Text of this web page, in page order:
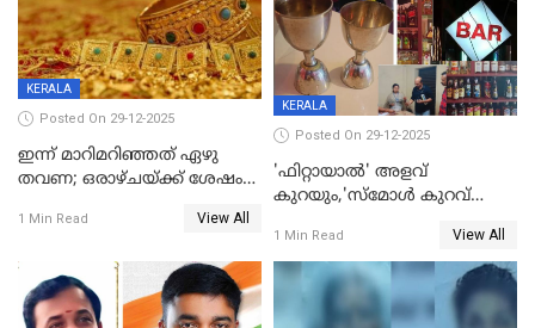
KERALA
Posted On 29-12-2025
ഇന്ന് മാറിമറിഞ്ഞത് ഏഴു
തവണ; ഒരാഴ്ചയ്ക്ക് ശേഷം
1 Min Read View All
KERALA
Posted On 29-12-2025
'ഫിറ്റായാൽ' അളവ്
കുറയും,'സ്‌മോൾ കുറവ്
പിഴ
1 Min Read View All